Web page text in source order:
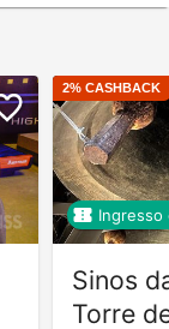
2% CASHBACK
Ingresso
Sinos
Torre